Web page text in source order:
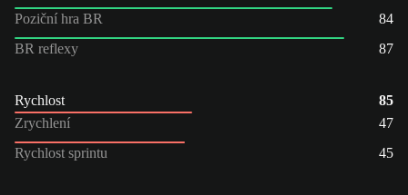
Poziční hra BR
84
BR reflexy
87
Rychlost
85
Zrychlení
47
Rychlost sprintu
45